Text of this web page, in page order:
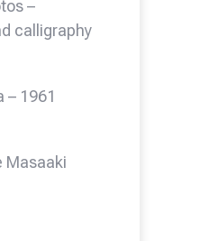
–
calligraphy
– 1961
Masaaki